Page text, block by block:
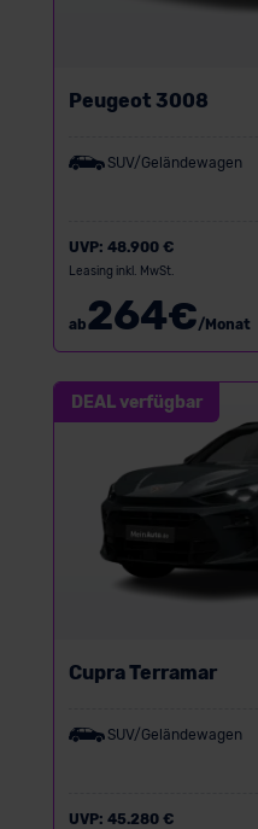
Peugeot 3008
SUV/Geländewagen
UVP: 48.900 €
Leasing inkl. MwSt.
ab264€/Monat
DEAL verfügbar
Cupra Terramar
SUV/Geländewagen
UVP: 45.280 €